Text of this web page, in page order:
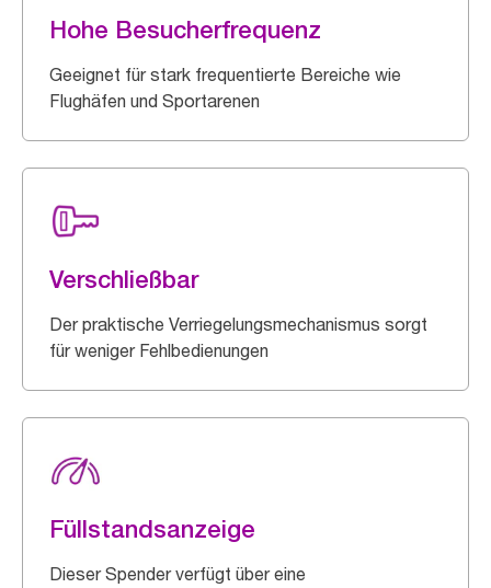
Hohe Besucherfrequenz
Geeignet für stark frequentierte Bereiche wie
Flughäfen und Sportarenen
Verschließbar
Der praktische Verriegelungsmechanismus sorgt
für weniger Fehlbedienungen
Füllstandsanzeige
Dieser Spender verfügt über eine